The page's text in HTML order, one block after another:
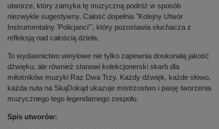
utworze, który zamyka tę muzyczną podróż w sposób
niezwykle sugestywny. Całość dopełnia "Kolejny Utwór
Instrumentalny 'Policjanci'", który pozostawia słuchacza z
refleksją nad całością dzieła.
To wydawnictwo winylowe nie tylko zapewnia doskonałą jakość
dźwięku, ale również stanowi kolekcjonerski skarb dla
miłośników muzyki Raz Dwa Trzy. Każdy dźwięk, każde słowo,
każda nuta na SkąDokąd ukazuje mistrzostwo i pasję tworzenia
muzycznego tego legendarnego zespołu.
Spis utworów: